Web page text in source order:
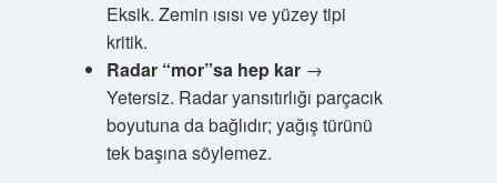
Eksik. Zemin ısısı ve yüzey tipi
kritik.
Radar “mor”sa hep kar→
Yetersiz. Radar yansıtırlığı parçacık
boyutuna da bağlıdır; yağış türünü
tek başına söylemez.